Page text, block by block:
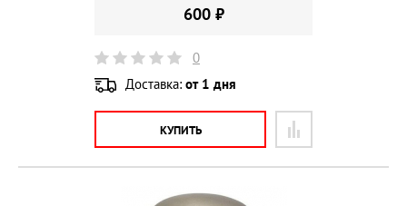
600 ₽
0
Доставка: от 1 дня
КУПИТЬ